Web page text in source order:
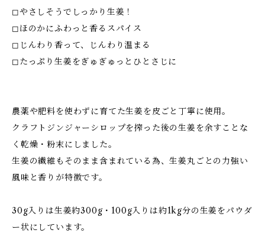
◻︎やさしそうでしっかり生姜！
◻︎ほのかにふわっと香るスパイス
◻︎じんわり香って、じんわり温まる
◻︎たっぷり生姜をぎゅぎゅっとひとさじに
農薬や肥料を使わずに育てた生姜を皮ごと丁寧に使用。
クラフトジンジャーシロップを搾った後の生姜を余すことな
く乾燥・粉末にしました。
生姜の繊維もそのまま含まれている為、生姜丸ごとの力強い
風味と香りが特徴です。
30g入りは生姜約300g・100g入りは約1kg分の生姜をパウダ
ー状にしています。